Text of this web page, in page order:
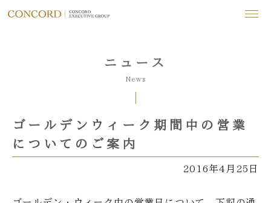
ニュース
News
ゴールデンウィーク期間中の営業
についてのご案内
2016年4月25日